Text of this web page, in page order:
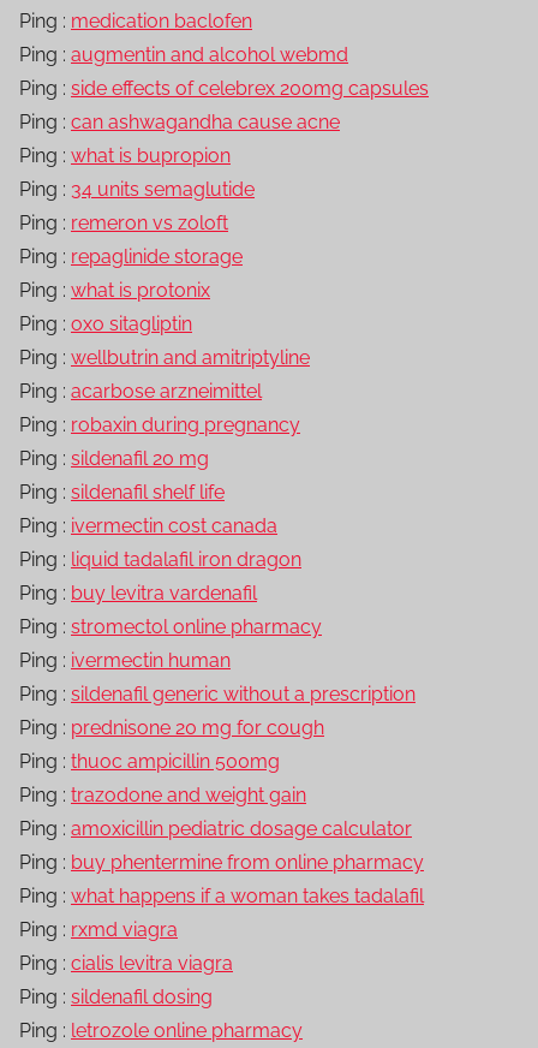
Ping : medication baclofen
Ping : augmentin and alcohol webmd
Ping : side effects of celebrex 200mg capsules
Ping : can ashwagandha cause acne
Ping : what is bupropion
Ping : 34 units semaglutide
Ping : remeron vs zoloft
Ping : repaglinide storage
Ping : what is protonix
Ping : oxo sitagliptin
Ping : wellbutrin and amitriptyline
Ping : acarbose arzneimittel
Ping : robaxin during pregnancy
Ping : sildenafil 20 mg
Ping : sildenafil shelf life
Ping : ivermectin cost canada
Ping : liquid tadalafil iron dragon
Ping : buy levitra vardenafil
Ping : stromectol online pharmacy
Ping : ivermectin human
Ping : sildenafil generic without a prescription
Ping : prednisone 20 mg for cough
Ping : thuoc ampicillin 500mg
Ping : trazodone and weight gain
Ping : amoxicillin pediatric dosage calculator
Ping : buy phentermine from online pharmacy
Ping : what happens if a woman takes tadalafil
Ping : rxmd viagra
Ping : cialis levitra viagra
Ping : sildenafil dosing
Ping : letrozole online pharmacy